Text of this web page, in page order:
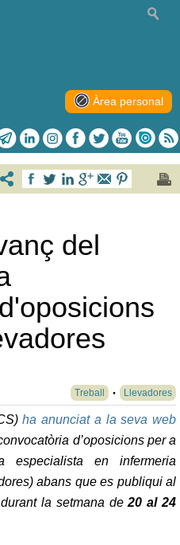
Àrea personal
del
Treball
Llevadores
ha anunciat a la seva web
d’oposicions per a
especialista en infermeria
abans que es publiqui al
la setmana de20 al 24